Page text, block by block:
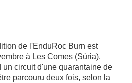
de l'EnduRoc Burn est
à Les Comes (Súria).
un circuit d'une quarantaine de
parcouru deux fois, selon la